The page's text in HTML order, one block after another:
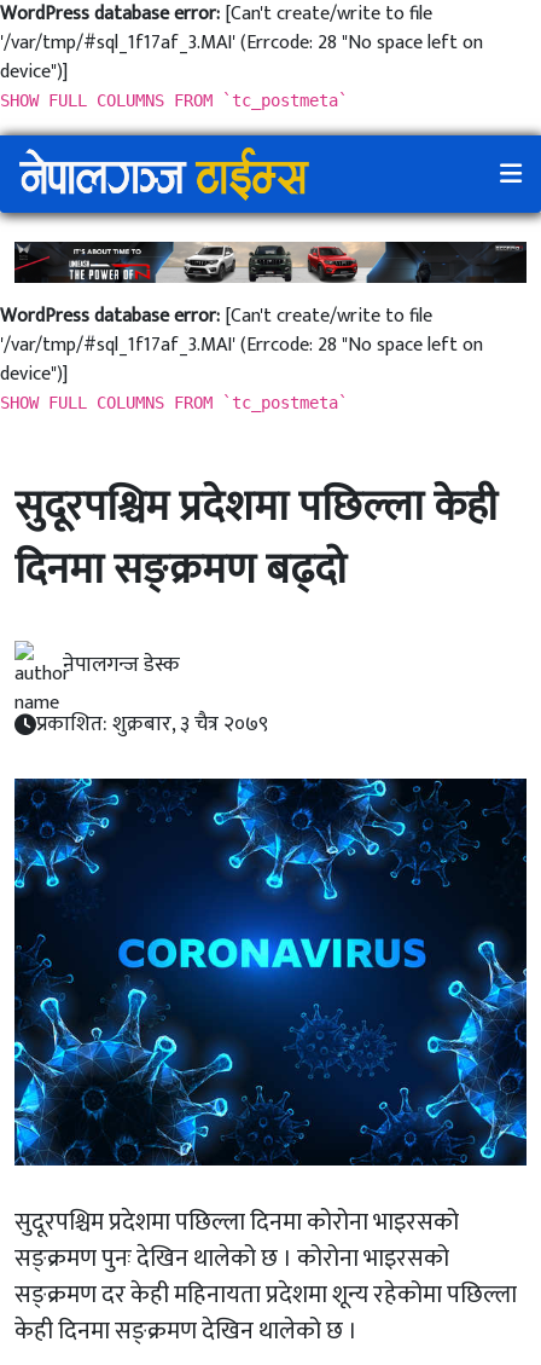
WordPress database error:[Can't create/write to file
'/var/tmp/#sql_1f17af_3.MAI' (Errcode: 28 "No space left on
device")]
SHOW FULL COLUMNS FROM `tc_postmeta`
WordPress database error:[Can't create/write to file
'/var/tmp/#sql_1f17af_3.MAI' (Errcode: 28 "No space left on
device")]
SHOW FULL COLUMNS FROM `tc_postmeta`
सुदूरपश्चिम प्रदेशमा पछिल्ला केही
दिनमा सङ्क्रमण बढ्दो
नेपालगन्ज डेस्क
प्रकाशित: शुक्रबार, ३ चैत्र २०७९
सुदूरपश्चिम प्रदेशमा पछिल्ला दिनमा कोरोना भाइरसको
सङ्क्रमण पुनः देखिन थालेको छ । कोरोना भाइरसको
सङ्क्रमण दर केही महिनायता प्रदेशमा शून्य रहेकोमा पछिल्ला
केही दिनमा सङ्क्रमण देखिन थालेको छ ।